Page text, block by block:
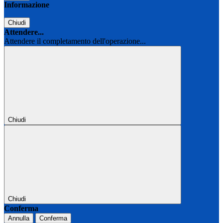
Informazione
Chiudi
Attendere...
Attendere il completamento dell'operazione...
Chiudi
Chiudi
Conferma
Annulla Conferma